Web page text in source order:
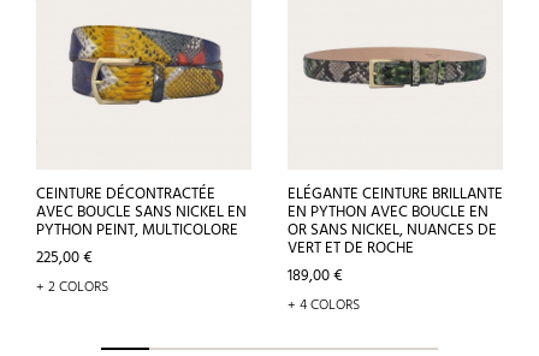
CEINTURE DÉCONTRACTÉE
AVEC BOUCLE SANS NICKEL EN
PYTHON PEINT, MULTICOLORE
Prix
225,00 €
+ 2 COLORS
ELÉGANTE CEINTURE BRILLANTE
EN PYTHON AVEC BOUCLE EN
OR SANS NICKEL, NUANCES DE
VERT ET DE ROCHE
Prix
189,00 €
+ 4 COLORS